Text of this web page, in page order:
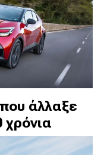
άλλαξε
χρόνια